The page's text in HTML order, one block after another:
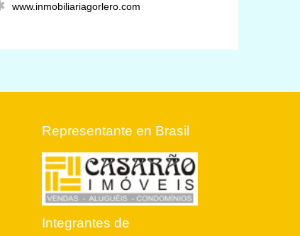
www.inmobiliariagorlero.com
Representante en Brasil
Integrantes de